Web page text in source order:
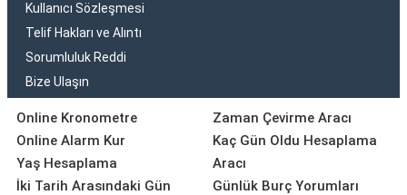
Kullanıcı Sözleşmesi
Telif Hakları ve Alıntı
Sorumluluk Reddi
Bize Ulaşın
Online Kronometre
Online Alarm Kur
Yaş Hesaplama
İki Tarih Arasındaki Gün
Zaman Çevirme Aracı
Kaç Gün Oldu Hesaplama
Aracı
Günlük Burç Yorumları